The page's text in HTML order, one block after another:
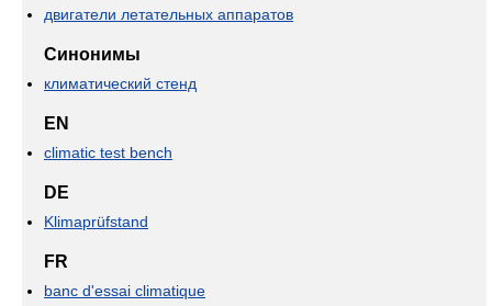
двигатели летательных аппаратов
Синонимы
климатический стенд
EN
climatic test bench
DE
Klimaprüfstand
FR
banc d'essai climatique